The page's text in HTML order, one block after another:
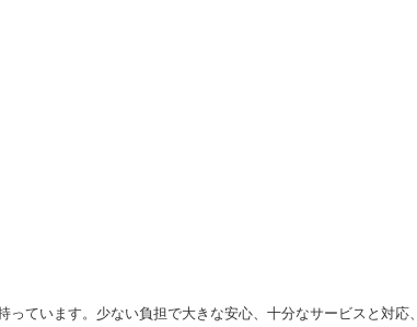
ています。少ない負担で大きな安心、十分なサービスと対